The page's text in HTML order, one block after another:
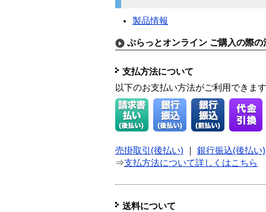
製品情報
ぷらっとオンライン ご購入の際の
支払方法について
以下のお支払い方法がご利用できます
売掛取引(後払い) 銀行振込(後払い)
⇒支払方法について詳しくはこちら
送料について